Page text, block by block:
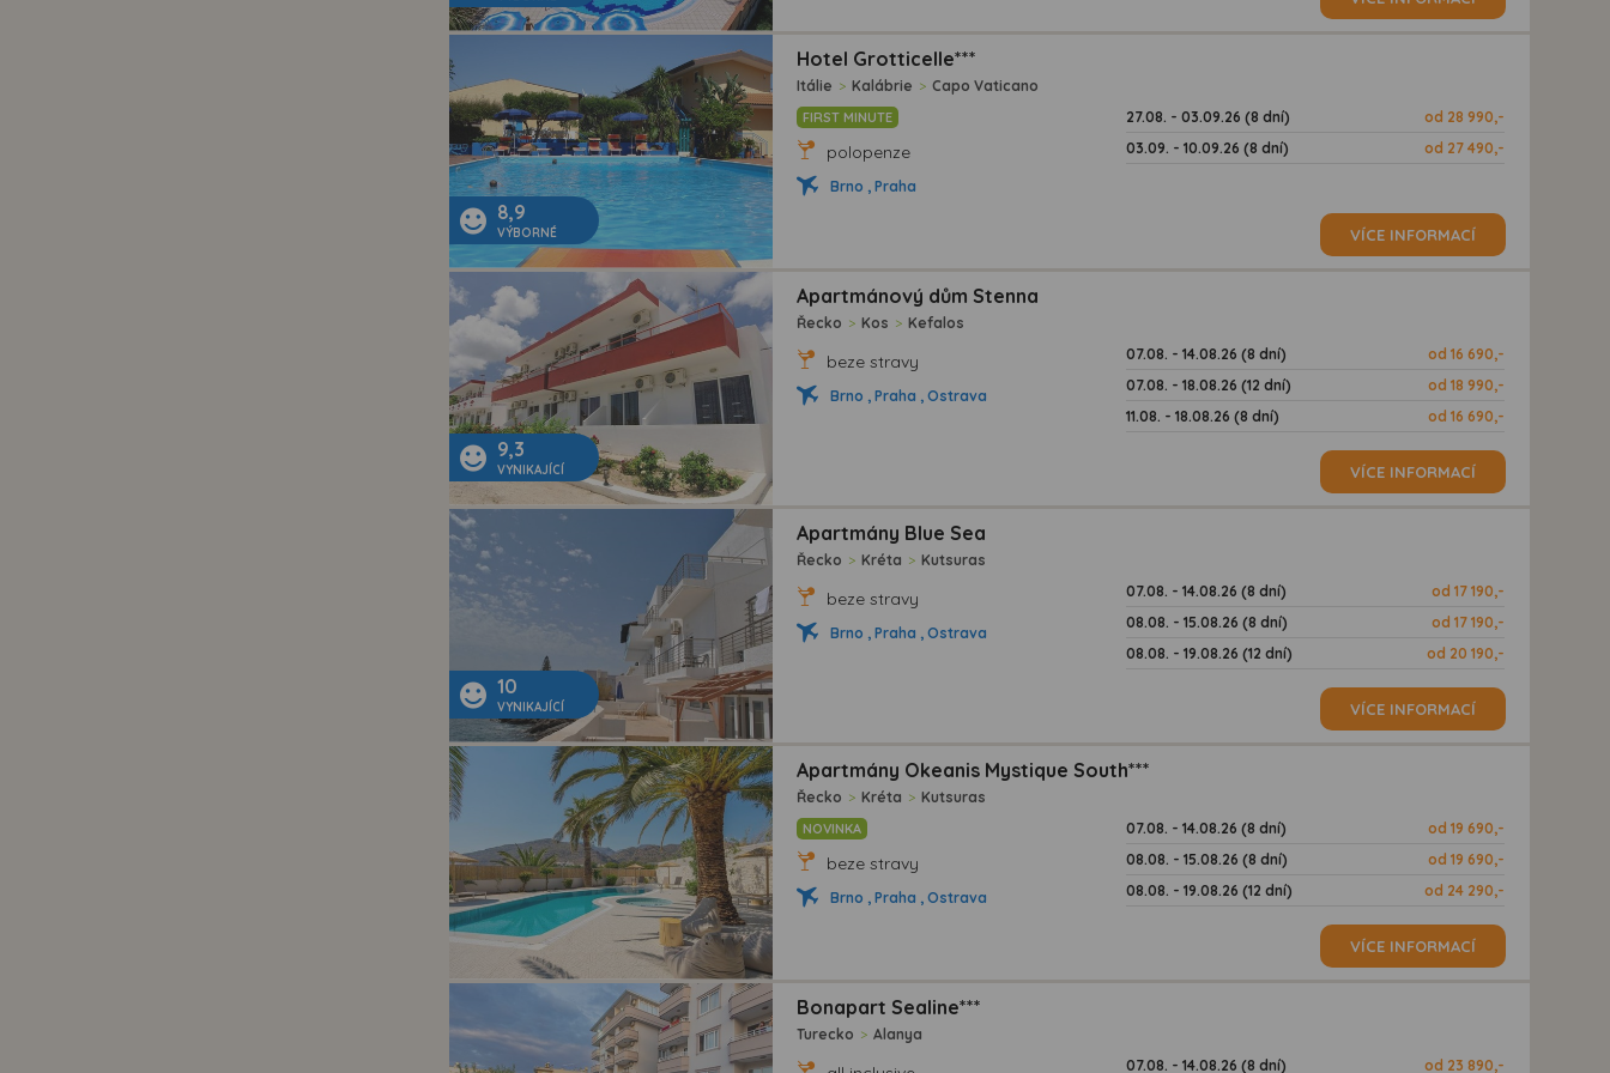
8,9
VÝBORNÉ
Hotel Grotticelle***
Itálie > Kalábrie > Capo Vaticano
FIRST MINUTE
polopenze
Brno , Praha
27.08. - 03.09.26 (8 dní)
od 28 990,-
03.09. - 10.09.26 (8 dní)
od 27 490,-
VÍCE INFORMACÍ
9,3
VYNIKAJÍCÍ
Apartmánový dům Stenna
Řecko > Kos > Kefalos
beze stravy
Brno , Praha , Ostrava
07.08. - 14.08.26 (8 dní)
od 16 690,-
07.08. - 18.08.26 (12 dní)
od 18 990,-
11.08. - 18.08.26 (8 dní)
od 16 690,-
VÍCE INFORMACÍ
10
VYNIKAJÍCÍ
Apartmány Blue Sea
Řecko > Kréta > Kutsuras
beze stravy
Brno , Praha , Ostrava
07.08. - 14.08.26 (8 dní)
od 17 190,-
08.08. - 15.08.26 (8 dní)
od 17 190,-
08.08. - 19.08.26 (12 dní)
od 20 190,-
VÍCE INFORMACÍ
Apartmány Okeanis Mystique South***
Řecko > Kréta > Kutsuras
NOVINKA
beze stravy
Brno , Praha , Ostrava
07.08. - 14.08.26 (8 dní)
od 19 690,-
08.08. - 15.08.26 (8 dní)
od 19 690,-
08.08. - 19.08.26 (12 dní)
od 24 290,-
VÍCE INFORMACÍ
Bonapart Sealine***
Turecko > Alanya
07.08. - 14.08.26 (8 dní) od 23 890,-